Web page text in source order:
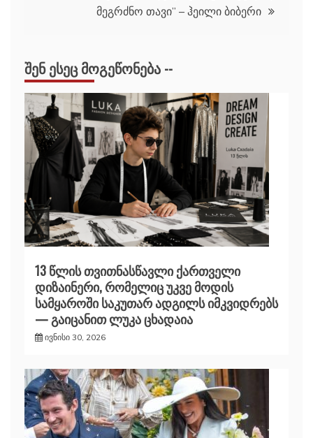
მეგრძნო თავი” – ჰეილი ბიბერი
ᲨᲔᲜ ᲔᲡᲔᲪ ᲛᲝᲒᲔᲬᲝᲜᲔᲑᲐ --
13 წლის თვითნასწავლი ქართველი
დიზაინერი, რომელიც უკვე მოდის
სამყაროში საკუთარ ადგილს იმკვიდრებს
— გაიცანით ლუკა ცხადაია
ივნისი 30, 2026